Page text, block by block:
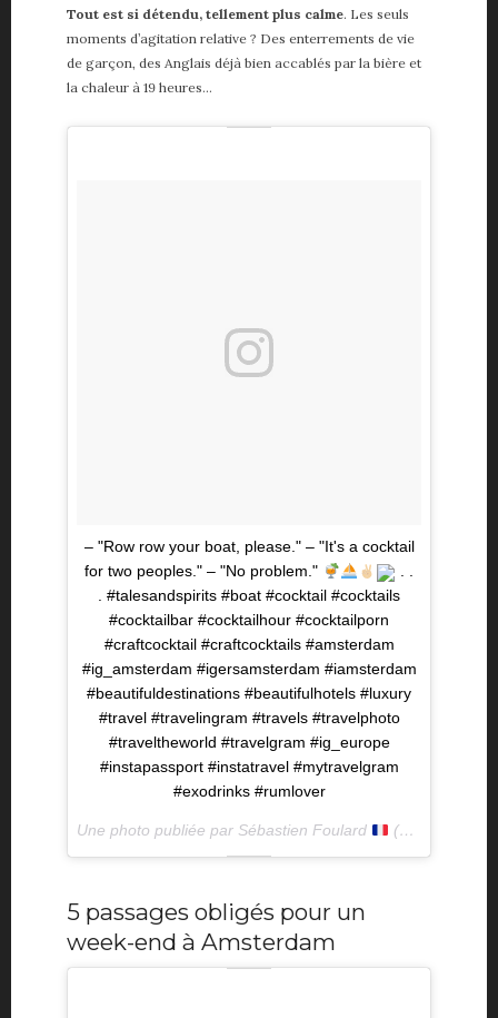
Tout est si détendu, tellement plus calme. Les seuls
moments d’agitation relative ? Des enterrements de vie
de garçon, des Anglais déjà bien accablés par la bière et
la chaleur à 19 heures…
– "Row row your boat, please." – "It's a cocktail
for two peoples." – "No problem."
. #talesandspirits #boat #cocktail #cocktails
#cocktailbar #cocktailhour #cocktailporn
#craftcocktail #craftcocktails #amsterdam
#ig_amsterdam #igersamsterdam #iamsterdam
#beautifuldestinations #beautifulhotels #luxury
#travel #travelingram #travels #travelphoto
#traveltheworld #travelgram #ig_europe
#instapassport #instatravel #mytravelgram
#exodrinks #rumlover
Une photo publiée par Sébastien Foulard (@seb__f) le
5 passages obligés pour un
week-end à Amsterdam